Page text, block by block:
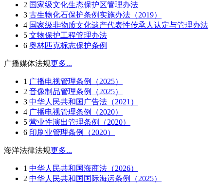
2 国家级文化生态保护区管理办法
3 古生物化石保护条例实施办法（2019）
4 国家级非物质文化遗产代表性传承人认定与管理办法
5 文物保护工程管理办法
6 奥林匹克标志保护条例
广播媒体法规更多...
1 广播电视管理条例（2025）
2 音像制品管理条例（2025）
3 中华人民共和国广告法（2021）
4 广播电视管理条例（2020）
5 营业性演出管理条例（2020）
6 印刷业管理条例（2020）
海洋法律法规更多...
1 中华人民共和国海商法（2026）
2 中华人民共和国国际海运条例（2025）